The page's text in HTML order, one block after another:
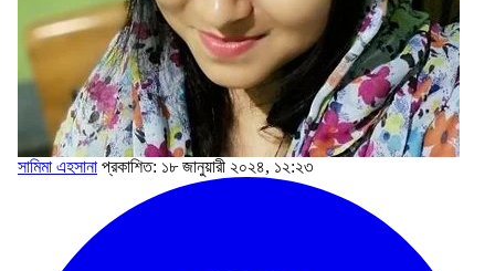
সামিমা এহসানা প্রকাশিত: ১৮ জানুয়ারী ২০২৪, ১২:২৩